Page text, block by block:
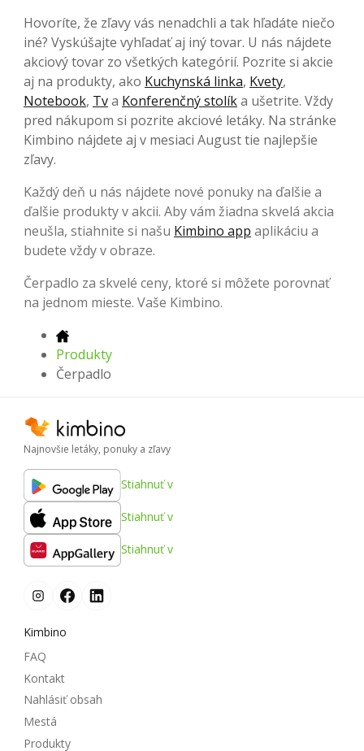
Hovoríte, že zľavy vás nenadchli a tak hľadáte niečo
iné? Vyskúšajte vyhľadať aj iný tovar. U nás nájdete
akciový tovar zo všetkých kategórií. Pozrite si akcie
aj na produkty, ako Kuchynská linka, Kvety,
Notebook, Tva Konferenčný stolíka ušetrite. Vždy
pred nákupom si pozrite akciové letáky. Na stránke
Kimbino nájdete aj v mesiaci August tie najlepšie
zľavy.
Každý deň u nás nájdete nové ponuky na ďalšie a
ďalšie produkty v akcii. Aby vám žiadna skvelá akcia
neušla, stiahnite si našu Kimbino app aplikáciu a
budete vždy v obraze.
Čerpadlo za skvelé ceny, ktoré si môžete porovnať
na jednom mieste. Vaše Kimbino.
Produkty
Čerpadlo
Najnovšie letáky, ponuky a zľavy
Stiahnuť v
Stiahnuť v
Stiahnuť v
Kimbino
FAQ
Kontakt
Nahlásiť obsah
Mestá
Produkty